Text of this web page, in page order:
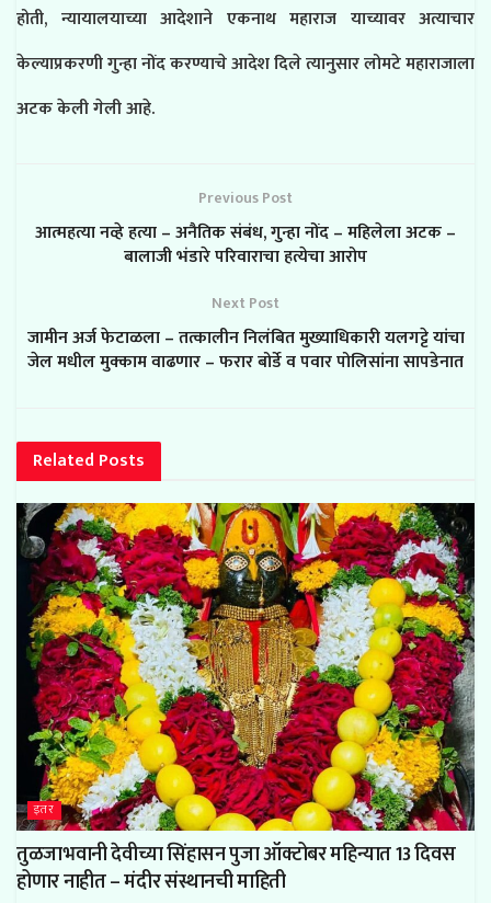
होती, न्यायालयाच्या आदेशाने एकनाथ महाराज याच्यावर अत्याचार
केल्याप्रकरणी गुन्हा नोंद करण्याचे आदेश दिले त्यानुसार लोमटे महाराजाला
अटक केली गेली आहे.
Previous Post
आत्महत्या नव्हे हत्या – अनैतिक संबंध, गुन्हा नोंद – महिलेला अटक –
बालाजी भंडारे परिवाराचा हत्येचा आरोप
Next Post
जामीन अर्ज फेटाळला – तत्कालीन निलंबित मुख्याधिकारी यलगट्टे यांचा
जेल मधील मुक्काम वाढणार – फरार बोर्डे व पवार पोलिसांना सापडेनात
Related Posts
इतर
तुळजाभवानी देवीच्या सिंहासन पुजा ऑक्टोबर महिन्यात 13 दिवस
होणार नाहीत – मंदीर संस्थानची माहिती